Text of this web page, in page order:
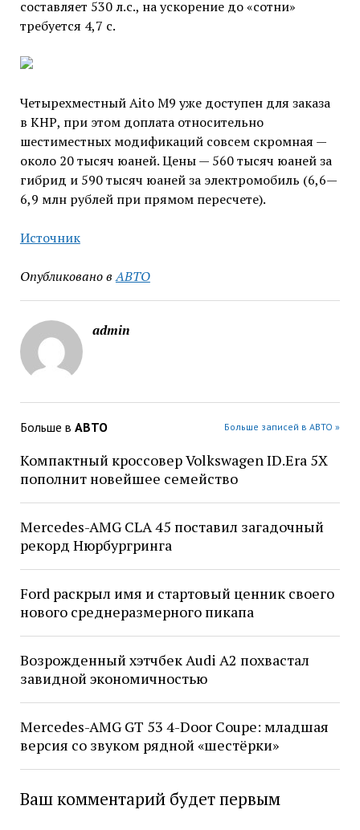
составляет 530 л.с., на ускорение до «сотни»
требуется 4,7 с.
Четырехместный Aito M9 уже доступен для заказа
в КНР, при этом доплата относительно
шестиместных модификаций совсем скромная —
около 20 тысяч юаней. Цены — 560 тысяч юаней за
гибрид и 590 тысяч юаней за электромобиль (6,6—
6,9 млн рублей при прямом пересчете).
Источник
Опубликовано в АВТО
admin
Больше в АВТО Больше записей в АВТО »
Компактный кроссовер Volkswagen ID.Era 5X
пополнит новейшее семейство
Mercedes-AMG CLA 45 поставил загадочный
рекорд Нюрбургринга
Ford раскрыл имя и стартовый ценник своего
нового среднеразмерного пикапа
Возрожденный хэтчбек Audi A2 похвастал
завидной экономичностью
Mercedes-AMG GT 53 4-Door Coupe: младшая
версия со звуком рядной «шестёрки»
Ваш комментарий будет первым